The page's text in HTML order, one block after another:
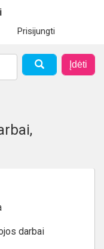
Prisijungti
Įdėti
darbai